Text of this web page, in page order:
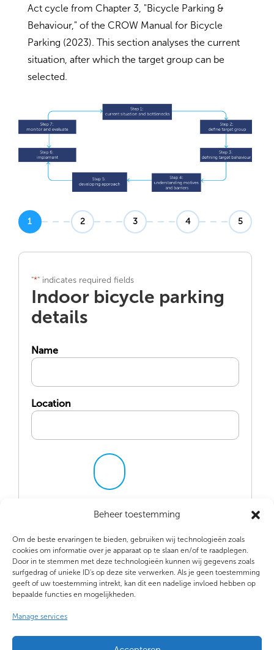
Beheer toestemming
Om de beste ervaringen te bieden, gebruiken wij technologieën zoals
cookies om informatie over je apparaat op te slaan en/of te raadplegen.
Door in te stemmen met deze technologieën kunnen wij gegevens zoals
surfgedrag of unieke ID's op deze site verwerken. Als je geen toestemming
geeft of uw toestemming intrekt, kan dit een nadelige invloed hebben op
bepaalde functies en mogelijkheden.
Manage services
Act cycle from Chapter 3, "Bicycle Parking &
Behaviour," of the CROW Manual for Bicycle
Parking (2023). This section analyses the current
situation, after which the target group can be
selected.
1 2 3 4 5
"*" indicates required fields
Indoor bicycle parking
details
Name
Location